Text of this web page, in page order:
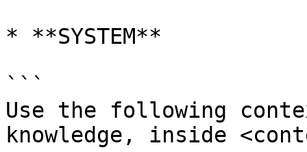
* **SYSTEM**
```
Use the following
knowledge, inside